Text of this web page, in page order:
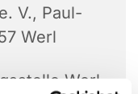
V., Paul-
Werl
Werl